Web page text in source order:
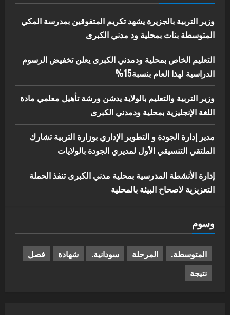
5
البيئة بالمحلية
يوليو 29, 2026
وزير التربية بالجزيرة يشهد تكريم المتفوقين بمدرسة المكي
المتوسطة بنات بمحلية ود مدني الكبرى
التعليم الخاص بمحلية ودمدني الكبرى يعلن تخفيض الرسوم
الدراسية لهذا العام بنسبة15%
وزير التربية والتعليم بالولاية يدشن ورشة تأهيل معلمي مادة
اللغة الإنجليزية بمحلية ودمدني الكبرى
مدير إدارة الجودة و التطوير الإداري بوزارة التربية تشارك
الملتقي التنسيقي الأول لمديري الجودة بالولايات
إدارة الأنشطة المدرسية بمحلية مدني الكبرى تنفذ الحملة
التعزيزية لاصحاح البيئة بالمحلية
وسوم
المتوسطة. المرحلة سودانية. شهادة
فصل
نتيجة